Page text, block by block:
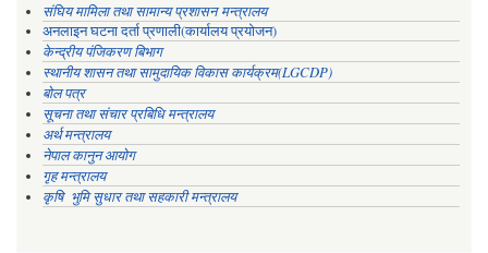
संघिय मामिला तथा सामान्य प्रशासन मन्त्रालय
अनलाइन घटना दर्ता प्रणाली(कार्यालय प्रयोजन)
केन्द्रीय पंजिकरण बिभाग
स्थानीय शासन तथा सामुदायिक विकास कार्यक्रम(LGCDP)
बोल पत्र
सूचना तथा संचार प्रबिधि मन्त्रालय
अर्थ मन्त्रालय
नेपाल कानुन आयोग
गृह मन्त्रालय
कृषि भुमि सुधार तथा सहकारी मन्त्रालय